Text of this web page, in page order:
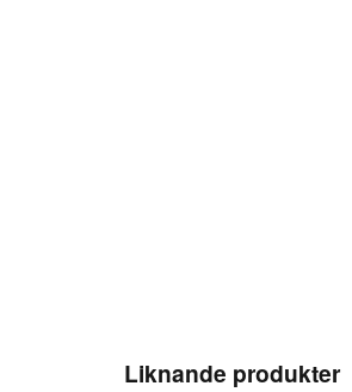
Liknande produkter